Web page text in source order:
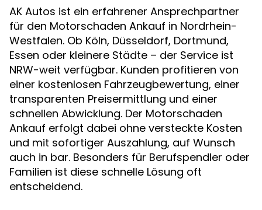
AK Autos ist ein erfahrener Ansprechpartner
für den Motorschaden Ankauf in Nordrhein-
Westfalen. Ob Köln, Düsseldorf, Dortmund,
Essen oder kleinere Städte – der Service ist
NRW-weit verfügbar. Kunden profitieren von
einer kostenlosen Fahrzeugbewertung, einer
transparenten Preisermittlung und einer
schnellen Abwicklung. Der Motorschaden
Ankauf erfolgt dabei ohne versteckte Kosten
und mit sofortiger Auszahlung, auf Wunsch
auch in bar. Besonders für Berufspendler oder
Familien ist diese schnelle Lösung oft
entscheidend.